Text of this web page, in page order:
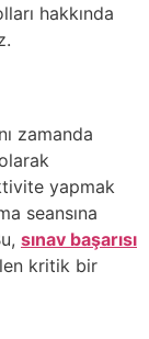
hakkında
zamanda
yapmak
seansına
sınav başarısı
kritik bir